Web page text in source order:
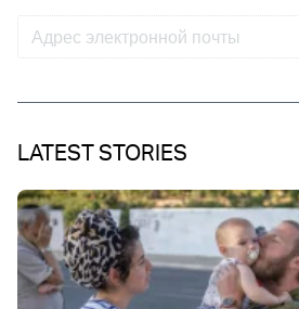
LATEST STORIES